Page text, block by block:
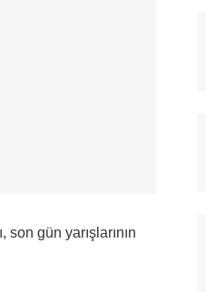
gün yarışlarının